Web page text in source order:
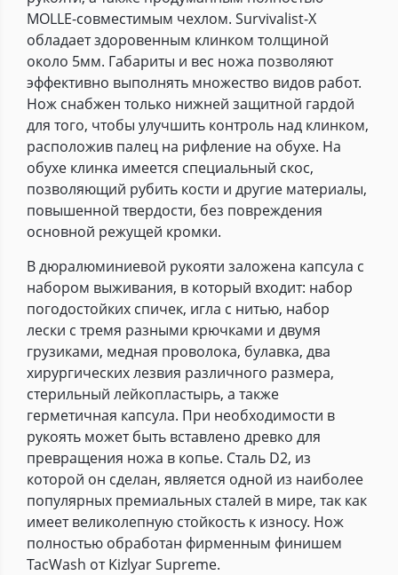
MOLLE-совместимым чехлом. Survivalist-X
обладает здоровенным клинком толщиной
около 5мм. Габариты и вес ножа позволяют
эффективно выполнять множество видов работ.
Нож снабжен только нижней защитной гардой
для того, чтобы улучшить контроль над клинком,
расположив палец на рифление на обухе. На
обухе клинка имеется специальный скос,
позволяющий рубить кости и другие материалы,
повышенной твердости, без повреждения
основной режущей кромки.
В дюралюминиевой рукояти заложена капсула с
набором выживания, в который входит: набор
погодостойких спичек, игла с нитью, набор
лески с тремя разными крючками и двумя
грузиками, медная проволока, булавка, два
хирургических лезвия различного размера,
стерильный лейкопластырь, а также
герметичная капсула. При необходимости в
рукоять может быть вставлено древко для
превращения ножа в копье. Сталь D2, из
которой он сделан, является одной из наиболее
популярных премиальных сталей в мире, так как
имеет великолепную стойкость к износу. Нож
полностью обработан фирменным финишем
TacWash от Kizlyar Supreme.